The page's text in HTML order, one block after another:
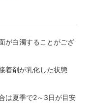
が白濁することがござ
着剤が乳化した状態
は夏季で2～3日が目安